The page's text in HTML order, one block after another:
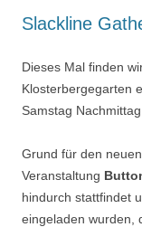
Slackline
Dieses Mal finden
Klosterbergegarten
Samstag
Grund für den
Veranstaltung
hindurch stattfindet
eingeladen wurden,